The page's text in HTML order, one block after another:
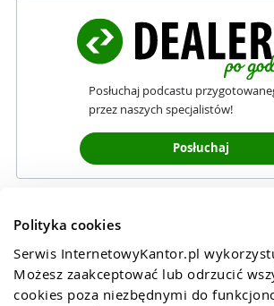
Polityka cookies
Serwis InternetowyKantor.pl
Możesz zaakceptować lub odrzucić
cookies poza niezbędnymi do
Posłuchaj podcastu
przez naszych specjalistów!
Posłuchaj